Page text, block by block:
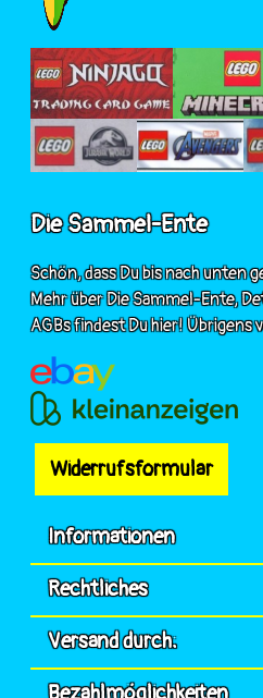
Die Sammel-Ente
Schön, dass Du bis nach unten
Mehr über Die Sammel-Ente,
AGBs findest Du hier! Übrigens
Widerrufsformular
Informationen
Rechtliches
Versand durch: